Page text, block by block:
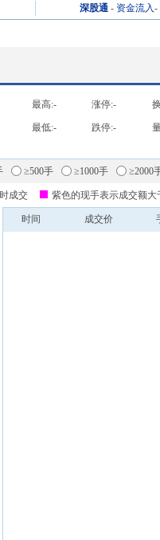
深股通 - 资金流入-
最高:- 涨停:-
最低:- 跌停:-
≥500手 ≥1000手 ≥2000
成交 紫色的现手表示成交额
时间 成交价